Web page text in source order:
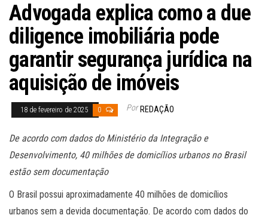
Advogada explica como a due
diligence imobiliária pode
garantir segurança jurídica na
aquisição de imóveis
18 de fevereiro de 2025 0 Por REDAÇÃO
De acordo com dados do Ministério da Integração e
Desenvolvimento, 40 milhões de domicílios urbanos no Brasil
estão sem documentação
O Brasil possui aproximadamente 40 milhões de domicílios
urbanos sem a devida documentação. De acordo com dados do